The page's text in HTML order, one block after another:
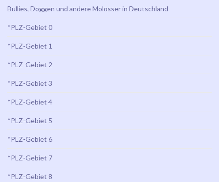
Bullies, Doggen und andere Molosser in Deutschland
*PLZ-Gebiet 0
*PLZ-Gebiet 1
*PLZ-Gebiet 2
*PLZ-Gebiet 3
*PLZ-Gebiet 4
*PLZ-Gebiet 5
*PLZ-Gebiet 6
*PLZ-Gebiet 7
*PLZ-Gebiet 8